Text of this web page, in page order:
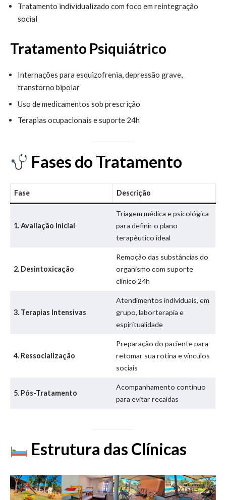
Tratamento individualizado com foco em reintegração
social
Tratamento Psiquiátrico
Internações para esquizofrenia, depressão grave,
transtorno bipolar
Uso de medicamentos sob prescrição
Terapias ocupacionais e suporte 24h
Fases do Tratamento
Fase Descrição
1. Avaliação Inicial
Triagem médica e psicológica
para definir o plano
terapêutico ideal
2. Desintoxicação
Remoção das substâncias do
organismo com suporte
clínico 24h
3. Terapias Intensivas
Atendimentos individuais, em
grupo, laborterapia e
espiritualidade
4. Ressocialização
Preparação do paciente para
retomar sua rotina e vínculos
sociais
5. Pós-Tratamento
Acompanhamento contínuo
para evitar recaídas
Estrutura das Clínicas